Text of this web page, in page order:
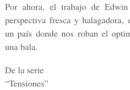
Por ahora, el trabajo de
perspectiva fresca y halagadora,
un país donde nos roban el
una bala.
De la serie
“Tensiones”